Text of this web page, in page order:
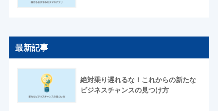
最新記事
絶対乗り遅れるな！これからの新たな
ビジネスチャンスの見つけ方